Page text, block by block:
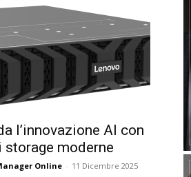
l’innovazione AI con
moderne
Online - 11 Dicembre 2025